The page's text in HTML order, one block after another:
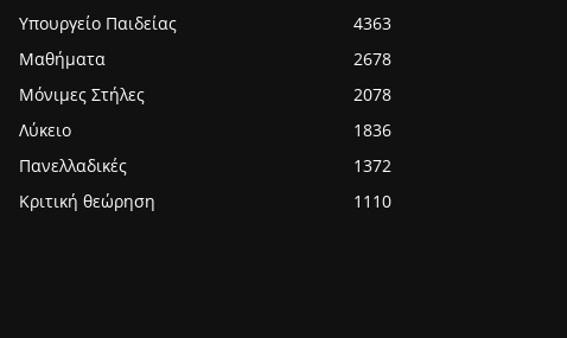
Υπουργείο Παιδείας
4363
Μαθήματα
2678
Μόνιμες Στήλες
2078
Λύκειο
1836
Πανελλαδικές
1372
Κριτική θεώρηση
1110